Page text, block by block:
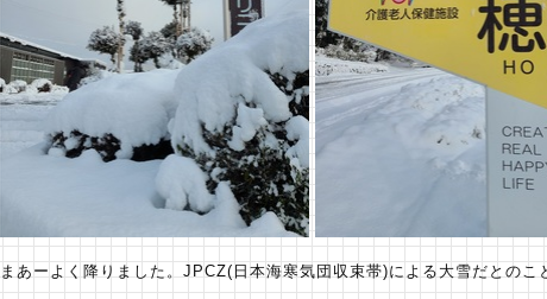
まあーよく降りました。JPCZ(日本海寒気団収束帯)による大雪だとのこ